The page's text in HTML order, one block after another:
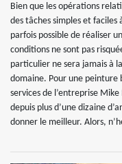
Bien que les opérations
des tâches simples et faciles
parfois possible de réaliser
conditions ne sont pas
particulier ne sera jamais à
domaine. Pour une peinture
services de l’entreprise
depuis plus d’une dizaine
donner le meilleur. Alors,